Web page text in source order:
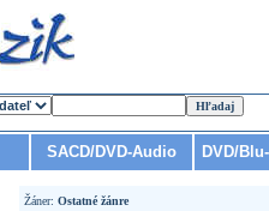
SACD/DVD-Audio DVD/
Žáner: Ostatné žánre